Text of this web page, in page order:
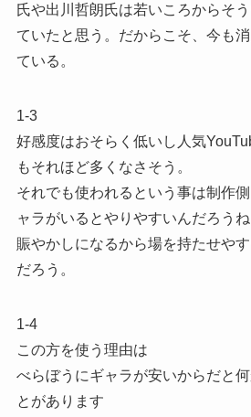
氏や出川哲朗氏は若いころからそ
ていたと思う。だからこそ、今も
ている。
1-3
好感度はおそらく低いし人気
もそれほど多くなさそう。
それでも使われるという事は制作
ャラがいるとやりやすいんだろうね
賑やかしになるから場を持たせや
だろう。
1-4
この方を使う理由は
べらぼうにギャラが安いからだと
とがあります